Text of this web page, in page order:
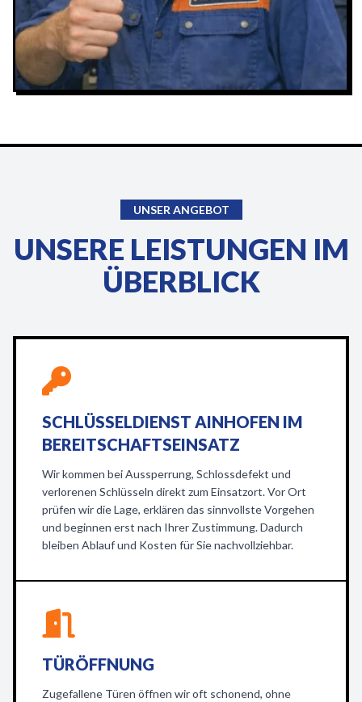
UNSER ANGEBOT
UNSERE LEISTUNGEN IM
ÜBERBLICK
SCHLÜSSELDIENST AINHOFEN IM
BEREITSCHAFTSEINSATZ
Wir kommen bei Aussperrung, Schlossdefekt und
verlorenen Schlüsseln direkt zum Einsatzort. Vor Ort
prüfen wir die Lage, erklären das sinnvollste Vorgehen
und beginnen erst nach Ihrer Zustimmung. Dadurch
bleiben Ablauf und Kosten für Sie nachvollziehbar.
TÜRÖFFNUNG
Zugefallene Türen öffnen wir oft schonend, ohne